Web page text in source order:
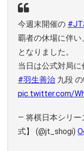
今週末開催の #JT
覇者の休場に伴い
となりました。
当日は公式対局に
#羽生善治 九段
pic.twitter.com/
— 将棋日本シリ
式】 (@jt_shogi)